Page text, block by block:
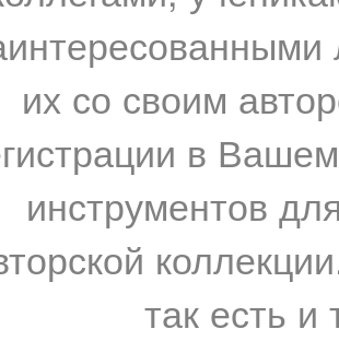
их со своим
в
инструментов
так есть и